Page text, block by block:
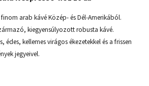
arab kávé Közép- és Dél-Amerikából.
kiegyensúlyozott robusta kávé.
édes, kellemes virágos ékezetekkel és a frissen
jegyeivel.